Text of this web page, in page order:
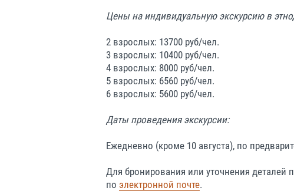
Цены на индивидуальную экскурсию в
2 взрослых: 13700 руб/чел.
3 взрослых: 10400 руб/чел.
4 взрослых: 8000 руб/чел.
5 взрослых: 6560 руб/чел.
6 взрослых: 5600 руб/чел.
Даты проведения экскурсии:
Ежедневно (кроме 10 августа), по
Для бронирования или уточнения деталей
по электронной почте.